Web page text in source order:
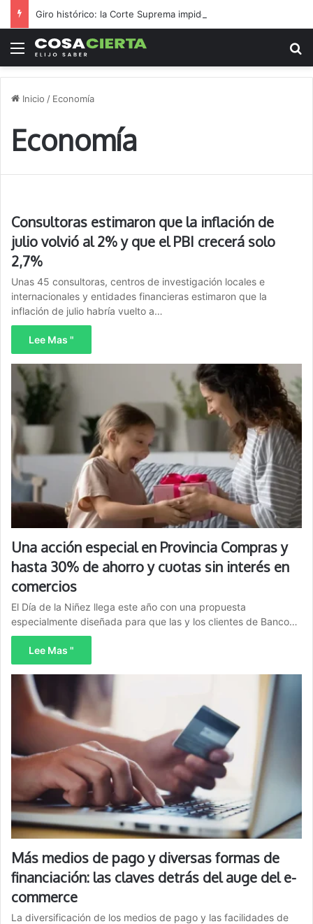
Menú
Inicio / Economía
Economía
Consultoras estimaron que la inflación de
julio volvió al 2% y que el PBI crecerá solo
2,7%
Unas 45 consultoras, centros de investigación locales e
internacionales y entidades financieras estimaron que la
inflación de julio habría vuelto a…
Lee Mas "
Una acción especial en Provincia Compras y
hasta 30% de ahorro y cuotas sin interés en
comercios
El Día de la Niñez llega este año con una propuesta
especialmente diseñada para que las y los clientes de Banco…
Lee Mas "
Más medios de pago y diversas formas de
financiación: las claves detrás del auge del e-
commerce
La diversificación de los medios de pago y las facilidades de